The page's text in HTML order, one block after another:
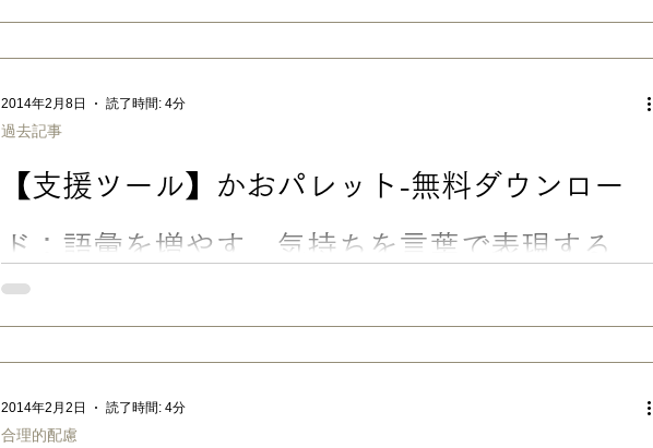
備をし、予定変更の可能性を伝える 夏休みも中盤。もうすぐお盆休みですね 旅行やレジャーの
いて、ホテルについて感動の久々の再会……と、思いきや、開口一番 「いつ、かえれるの？」
と、言い放った長男、冷え込む空気……こんな不幸な事故を予防し、心の準備をするために、学
は、うちは隣県のキャンプ場に一泊という、無理しないお手軽旅行なのですが……できれば、計
画段階から本人に関わらせてあげたほうがベストです。 でも、こちらで決めた場合や団体旅行
【支援ツール】かおパレット-無料ダウンロー
ド：語彙を増やす、気持ちを言葉で表現する、
表現する、相手の表情を読み取る練習に 「スケール」 の発展形「かおパレット」、大好評で
パステルカラー、といった 「トーン（色の強弱）」 …という要素が、組み合わさって出来てい
ます。 お絵描きや写真加工アプリの色の調節バーも、そのように分かれていることがあります
過去記事
2014年2月8日 読了時間: 4分
合理的配慮
2014年2月2日 読了時間: 4分